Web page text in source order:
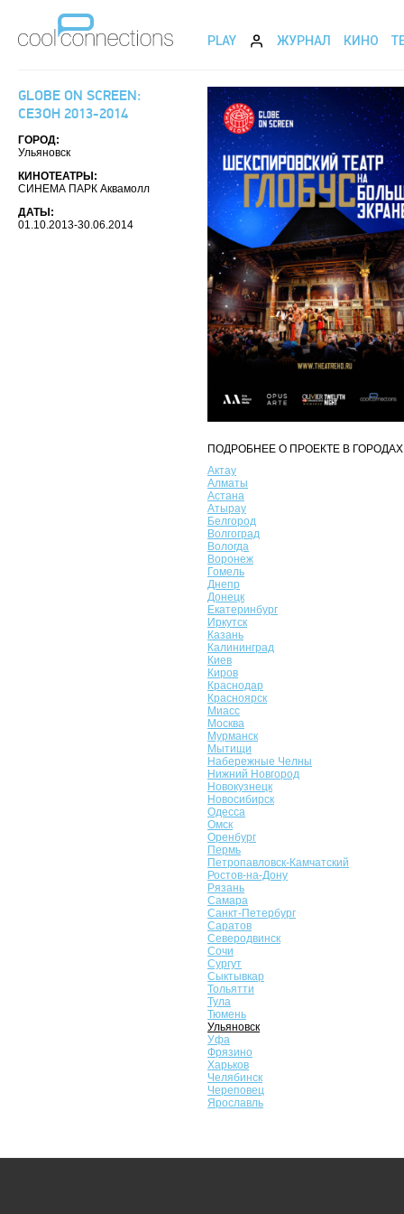
PLAY ЖУРНАЛ КИНО
GLOBE ON SCREEN:
СЕЗОН 2013-2014
ГОРОД:
Ульяновск
КИНОТЕАТРЫ:
СИНЕМА ПАРК Аквамолл
ДАТЫ:
01.10.2013-30.06.2014
ПОДРОБНЕЕ О ПРОЕКТЕ В
Актау
Алматы
Астана
Атырау
Белгород
Волгоград
Вологда
Воронеж
Гомель
Днепр
Донецк
Екатеринбург
Иркутск
Казань
Калининград
Киев
Киров
Краснодар
Красноярск
Миасс
Москва
Мурманск
Мытищи
Набережные Челны
Нижний Новгород
Новокузнецк
Новосибирск
Одесса
Омск
Оренбург
Пермь
Петропавловск-Камчатский
Ростов-на-Дону
Рязань
Самара
Санкт-Петербург
Саратов
Северодвинск
Сочи
Сургут
Сыктывкар
Тольятти
Тула
Тюмень
Ульяновск
Уфа
Фрязино
Харьков
Челябинск
Череповец
Ярославль